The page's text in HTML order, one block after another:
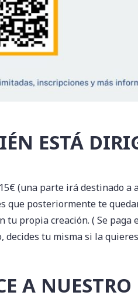
ESTÁ
(una parte irá destinado a
que posteriormente te
tu propia creación. ( Se paga
decides tu misma si la
A